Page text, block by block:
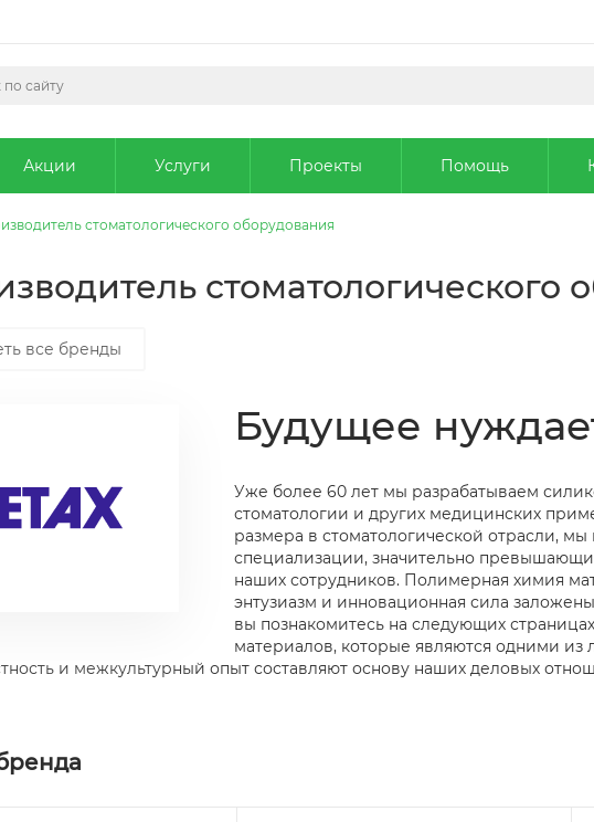
Акции Услуги Проекты Помощь
стоматологического оборудования
стоматологического
все бренды
Будущее
Уже более 60 лет мы разрабатываем
стоматологии и других медицинских
размера в стоматологической отрасли,
специализации, значительно
наших сотрудников. Полимерная химия
энтузиазм и инновационная сила
вы познакомитесь на следующих
материалов, которые являются одними из
и межкультурный опыт составляют основу наших деловых